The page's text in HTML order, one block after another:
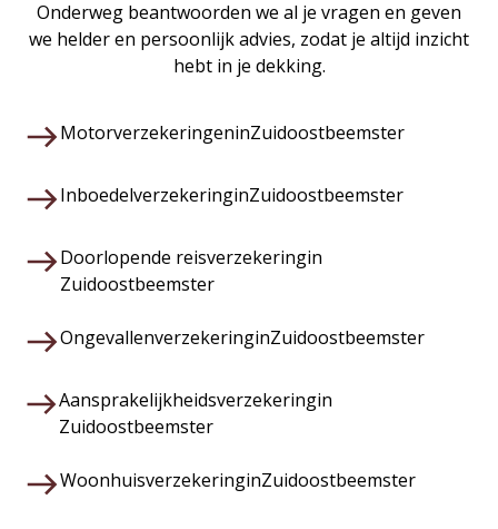
Onderweg beantwoorden we al je vragen en geven
we helder en persoonlijk advies, zodat je altijd inzicht
hebt in je dekking.
MotorverzekeringeninZuidoostbeemster
InboedelverzekeringinZuidoostbeemster
Doorlopende reisverzekeringin
Zuidoostbeemster
OngevallenverzekeringinZuidoostbeemster
Aansprakelijkheidsverzekeringin
Zuidoostbeemster
WoonhuisverzekeringinZuidoostbeemster